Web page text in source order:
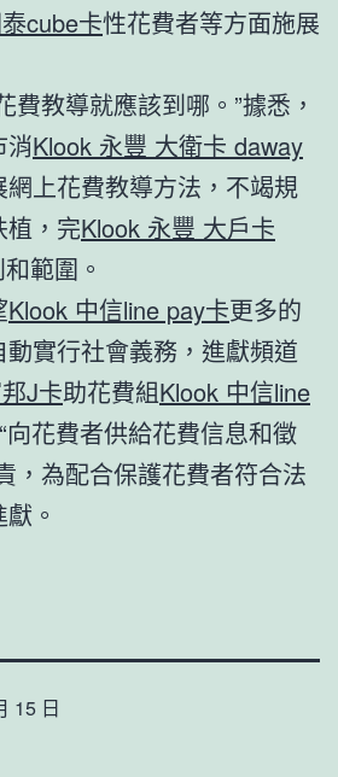
cube卡性花費者等方面施展
費教導就應該到哪。”據悉，
消Klook 永豐 大衛卡 daway
上花費教導方法，不竭規
植，完Klook 永豐 大戶卡
範圍。
Klook 中信line pay卡更多的
實行社會義務，進獻頻道
J卡助花費組Klook 中信line
向花費者供給花費信息和徵
，為配合保護花費者符合法
。
15 日